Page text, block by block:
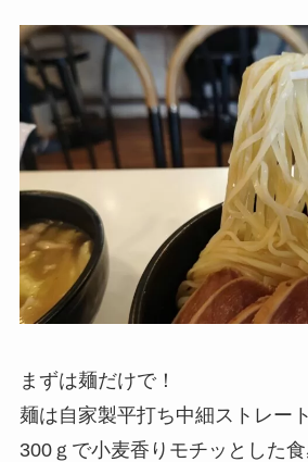
まずは麺だけで！
麺は自家製平打ち中細ストレー
300ｇで小麦香りモチッとした